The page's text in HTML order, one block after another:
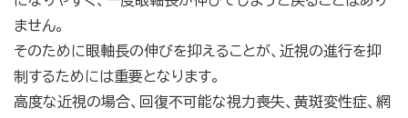
ません。
そのために眼軸長の伸びを抑えることが、近視の進行を抑
制するためには重要となります。
高度な近視の場合、回復不可能な視力喪失、黄斑変性症、網